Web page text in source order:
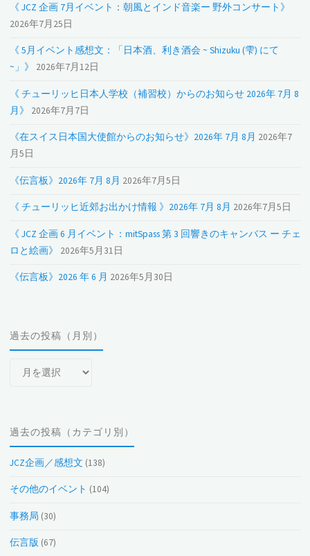
《 JCZ 企画 7月イベント：朝風とインド音楽ー 野外コンサート》
2026年7月25日
《 5月イベント感想文：「日本酒、利き酒会 ~ Shizuku (雫) にて
~」》
2026年7月12日
《 チューリッヒ日本人学校（補習校）からのお知らせ 2026年 7月 8
月》
2026年7月7日
《在スイス日本国大使館からのお知らせ》2026年 7月 8月 2026年7
月5日
《伝言板》2026年 7月 8月 2026年7月5日
《 チューリッヒ近郊お出かけ情報 》2026年 7月 8月 2026年7月5日
《 JCZ 企画 6 月イベント：mitSpass 第 3 回響きのキャンバス ー チェ
ロと絵画》
2026年5月31日
《伝言板》2026 年 6 月 2026年5月30日
過去の投稿（月別）
稿
（月
別）
過去の投稿（カテゴリ別）
JCZ企画／感想文 (138)
その他のイベント (104)
事務局 (30)
伝言版 (67)